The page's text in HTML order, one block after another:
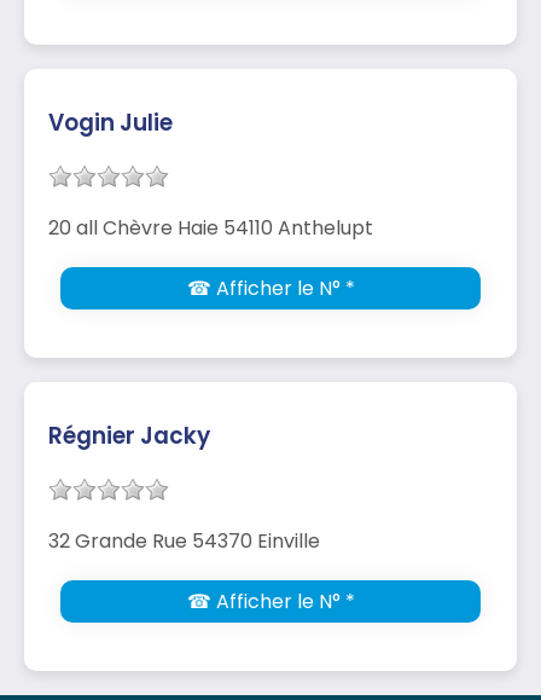
Vogin Julie
20 all Chèvre Haie 54110 Anthelupt
☎ Afficher le N° *
Régnier Jacky
32 Grande Rue 54370 Einville
☎ Afficher le N° *